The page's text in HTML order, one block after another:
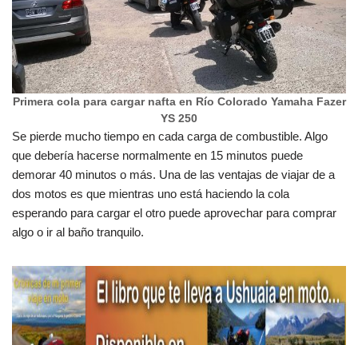
Primera cola para cargar nafta en Río Colorado Yamaha Fazer
YS 250
Se pierde mucho tiempo en cada carga de combustible. Algo
que debería hacerse normalmente en 15 minutos puede
demorar 40 minutos o más. Una de las ventajas de viajar de a
dos motos es que mientras uno está haciendo la cola
esperando para cargar el otro puede aprovechar para comprar
algo o ir al baño tranquilo.